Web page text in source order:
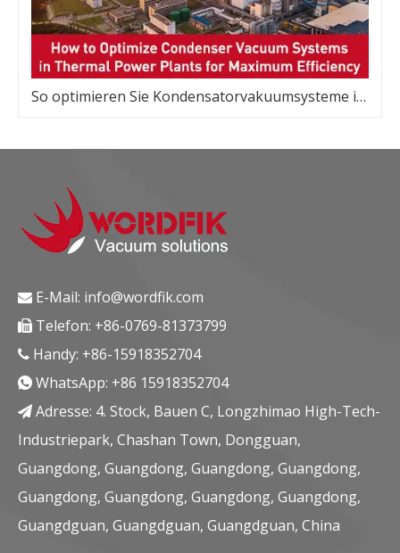
So optimieren Sie Kondensatorvakuumsysteme in Wärmekraftwerken für maximale Effizienz
 E-Mail: info@wordfik.com
 Telefon: +86-0769-81373799
 Handy: +86-15918352704
 WhatsApp: +86 15918352704
 Adresse: 4. Stock, Bauen C, Longzhimao High-Tech-
Industriepark, Chashan Town, Dongguan,
Guangdong, Guangdong, Guangdong, Guangdong,
Guangdong, Guangdong, Guangdong, Guangdong,
Guangdguan, Guangdguan, Guangdguan, China